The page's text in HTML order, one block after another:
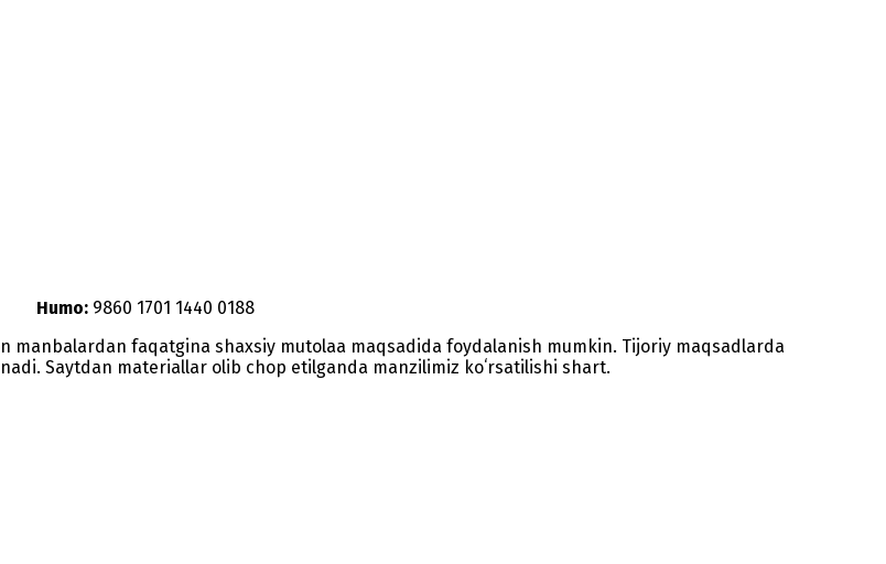
Humo: 9860 1701 1440 0188
manbalardan faqatgina shaxsiy mutolaa maqsadida foydalanish mumkin. Tijoriy maqsadlarda
Saytdan materiallar olib chop etilganda manzilimiz koʻrsatilishi shart.